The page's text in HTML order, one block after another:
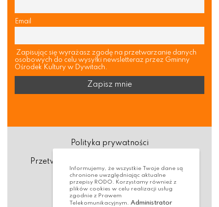
Email
Zapisując się wyrażasz zgodę na przetwarzanie danych
osobowych do celu wysyłki newsletteraz przez Gminny
Ośrodek Kultury w Dywitach.
Polityka prywatności
Przetwarzanie danych osobowych (RODO)
Deklaracja dostępności
Dostępność Architektoniczna
Informujemy, że wszystkie Twoje dane są
chronione uwzględniając aktualne
przepisy RODO. Korzystamy również z
plików cookies w celu realizacji usług
zgodnie z Prawem
Telekomunikacyjnym. Administrator